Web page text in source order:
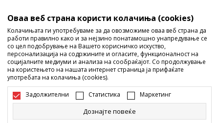
Ги споделуваме нашите тајни со вас! Следете не на
социјалните мрежи и дознајте за попусти, промоции и
нови производи!
Оваа веб страна користи колачиња (cookies)
Колачињата ги употребуваме за да овозможиме оваа веб страна да
работи правилно како и за нејзино понатамошно унапредување се
со цел подобрување на Вашето корисничко искуство,
персонализација на содржините и огласите, функционалност на
социјалните медиуми и анализа на сообраќајот. Со продолжување
на користењето на нашата интернет страница ја прифаќате
употребата на колачиња (cookies).
Задолжителни Статистика Маркетинг
Дознајте повеќе